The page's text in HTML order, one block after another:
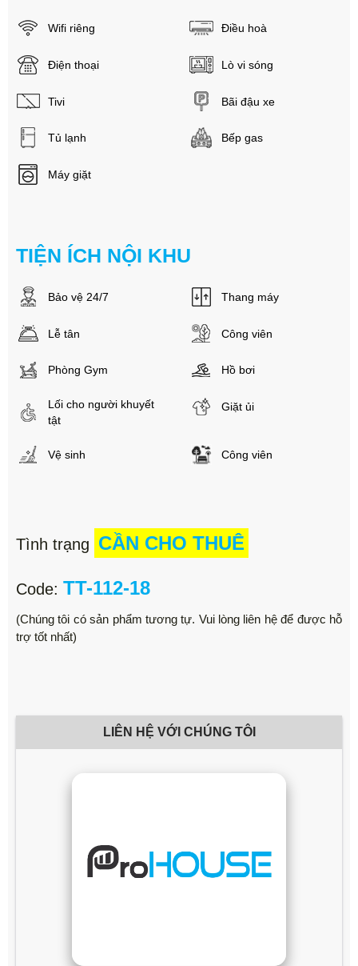
Wifi riêng Điều hoà
Điện thoại Lò vi sóng
Tivi Bãi đậu xe
Tủ lạnh Bếp gas
Máy giặt
TIỆN ÍCH NỘI KHU
Bảo vệ 24/7 Thang máy
Lễ tân Công viên
Phòng Gym Hồ bơi
Lối cho người khuyết
tật
Giặt ủi
Vệ sinh Công viên
Tình trạng CẦN CHO THUÊ
Code: TT-112-18
(Chúng tôi có sản phẩm tương tự. Vui lòng liên hệ để được hỗ
trợ tốt nhất)
LIÊN HỆ VỚI CHÚNG TÔI